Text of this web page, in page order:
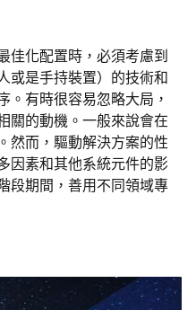
佳化配置時，必須考慮到
或是手持裝置）的技術和
。有時很容易忽略大局，
關的動機。一般來說會在
然而，驅動解決方案的性
因素和其他系統元件的影
段期間，善用不同領域專